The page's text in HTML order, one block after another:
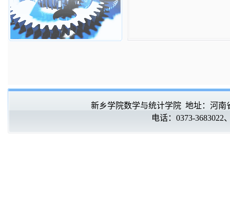
新乡学院数学与统计学院 地址：河南
电话：0373-3683022